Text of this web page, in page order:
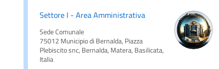
Settore I - Area Amministrativa
Sede Comunale
75012 Municipio di Bernalda, Piazza
Plebiscito snc, Bernalda, Matera, Basilicata,
Italia